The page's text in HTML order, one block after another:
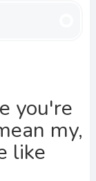
you're
my,
like